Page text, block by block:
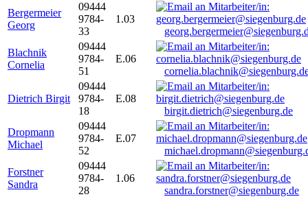
Bergermeier
Georg
09444
9784-
33
1.03
Blachnik
Cornelia
09444
9784-
51
E.06
Dietrich Birgit
09444
9784-
18
E.08
birgit.dietrich@siegenburg.de
Dropmann
Michael
09444
9784-
52
E.07
Forstner
Sandra
09444
9784-
28
1.06
sandra.forstner@siegenburg.de